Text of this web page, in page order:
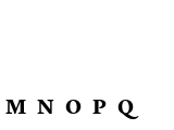
M N O P Q